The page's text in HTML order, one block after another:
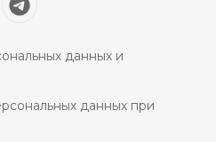
данных и
данных при